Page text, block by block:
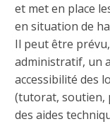
et met en place
en situation de
Il peut être
administratif, un
accessibilité des
(tutorat, soutien,
des aides